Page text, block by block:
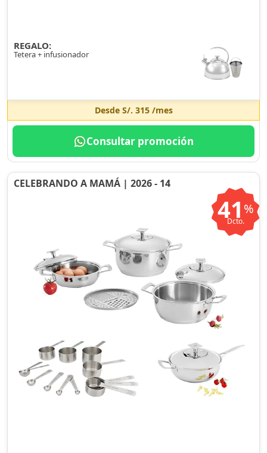
REGALO:
Tetera + infusionador
Desde S/. 315/mes
Consultar promoción
CELEBRANDO A MAMÁ | 2026 - 14
41 %
Dcto.